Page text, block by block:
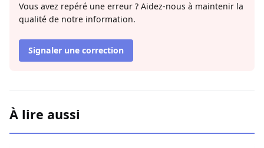
Vous avez repéré une erreur ? Aidez-nous à maintenir la
qualité de notre information.
Signaler une correction
À lire aussi